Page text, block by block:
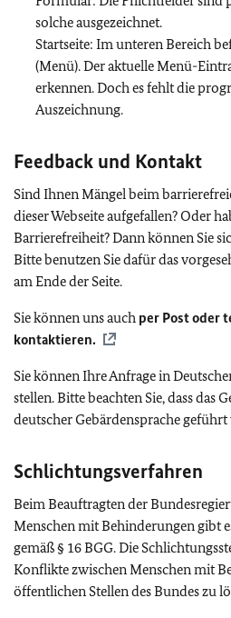
solche ausgezeichnet.
Startseite: Im unteren Bereich
(Menü). Der aktuelle Menü-
erkennen. Doch es fehlt die
Auszeichnung.
Feedback und Kontakt
Sind Ihnen Mängel beim
dieser Webseite aufgefallen? Oder
Barrierefreiheit? Dann können Sie
Bitte benutzen Sie dafür das
am Ende der Seite.
Sie können uns auch per Post oder
kontaktieren.
Sie können Ihre Anfrage in
stellen. Bitte beachten Sie, dass das
deutscher Gebärdensprache
Schlichtungsverfahren
Beim Beauftragten der
Menschen mit Behinderungen gibt
gemäß § 16 BGG. Die
Konflikte zwischen Menschen mit
öffentlichen Stellen des Bundes zu